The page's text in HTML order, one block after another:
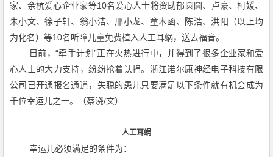
家、余杭爱心企业家等10名爱心人士将资助郁圆圆、卢豪、柯媛、
朱小文、徐子轩、翁小洁、邢小龙、童木函、陈浩、洪阳（以上均
为化名）等10名听障儿童免费植入人工耳蜗，送去福音。
目前，“牵手计划 ”正在火热进行中，并得到了很多企业家和爱
心人士的大力支持，纷纷抢着认捐。浙江诺尔康神经电子科技有限
公司已开通报名通道，失聪的患儿只要满足以下条件就有机会成为
千位幸运儿之一。（蔡浇/文）
人工耳蜗
幸运儿必须满足的条件为：